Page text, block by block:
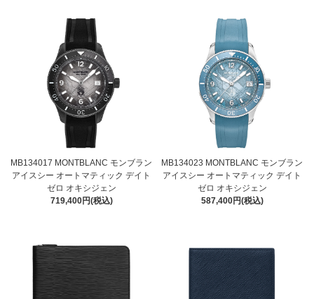
MB134017 MONTBLANC モンブラン
アイスシー オートマティック デイト
ゼロ オキシジェン
719,400円(税込)
MB134023 MONTBLANC モンブラン
アイスシー オートマティック デイト
ゼロ オキシジェン
587,400円(税込)